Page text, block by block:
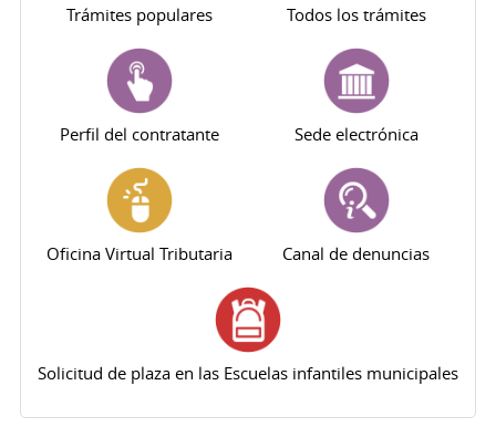
Trámites populares Todos los trámites
Perfil del contratante Sede electrónica
Oficina Virtual Tributaria Canal de denuncias
Solicitud de plaza en las Escuelas infantiles municipales